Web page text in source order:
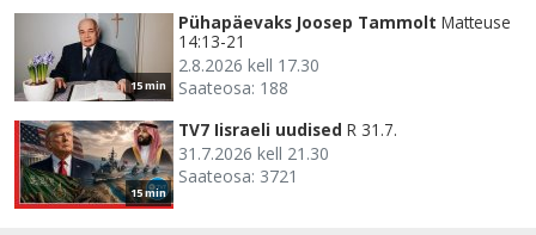
15 min
Pühapäevaks Joosep Tammolt Matteuse
14:13-21
2.8.2026 kell 17.30
Saateosa: 188
15 min
TV7 Iisraeli uudised R 31.7.
31.7.2026 kell 21.30
Saateosa: 3721